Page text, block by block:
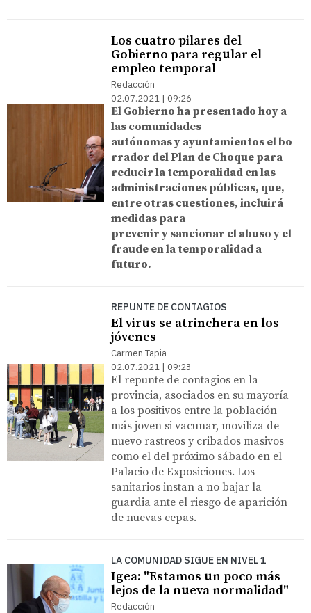
Los cuatro pilares del
Gobierno para regular el
empleo temporal
Redacción
02.07.2021 | 09:26
El Gobierno ha presentado hoy a
las comunidades
autónomas y ayuntamientos el bo
rrador del Plan de Choque para
reducir la temporalidad en las
administraciones públicas, que,
entre otras cuestiones, incluirá
medidas para
prevenir y sancionar el abuso y el
fraude en la temporalidad a
futuro.
REPUNTE DE CONTAGIOS
El virus se atrinchera en los
jóvenes
Carmen Tapia
02.07.2021 | 09:23
El repunte de contagios en la
provincia, asociados en su mayoría
a los positivos entre la población
más joven si vacunar, moviliza de
nuevo rastreos y cribados masivos
como el del próximo sábado en el
Palacio de Exposiciones. Los
sanitarios instan a no bajar la
guardia ante el riesgo de aparición
de nuevas cepas.
LA COMUNIDAD SIGUE EN NIVEL 1
Igea: "Estamos un poco más
lejos de la nueva normalidad"
Redacción